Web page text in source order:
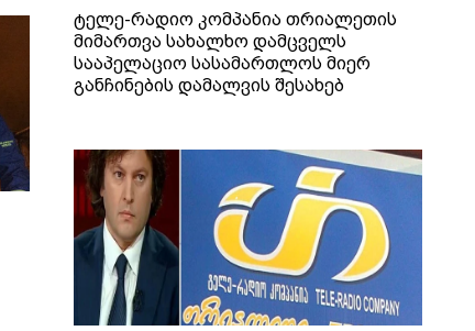
ტელე-რადიო კომპანია თრიალეთის
მიმართვა სახალხო დამცველს
სააპელაციო სასამართლოს მიერ
განჩინების დამალვის შესახებ